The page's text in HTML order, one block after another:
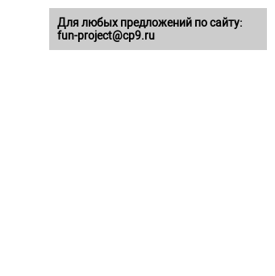
Для любых предложений по сайту:
fun-project@cp9.ru